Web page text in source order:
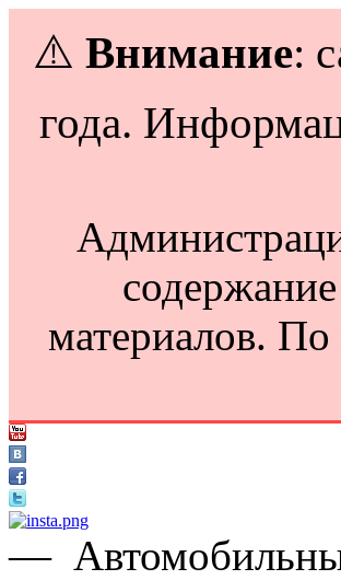
⚠️ Внимание:
года.
материалов.
—